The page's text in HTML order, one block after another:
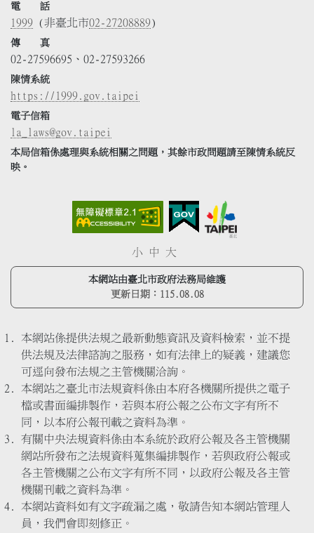
電 話
1999 (非臺北市02-27208889)
傳 真
02-27596695、02-27593266
陳情系統
https://1999.gov.taipei
電子信箱
la_laws@gov.taipei
本局信箱係處理與系統相關之問題，其餘市政問題請至陳情系統反
映。
小 中 大
本網站由臺北市政府法務局維護
更新日期： 115.08.08
本網站係提供法規之最新動態資訊及資料檢索，並不提
供法規及法律諮詢之服務，如有法律上的疑義，建議您
可逕向發布法規之主管機關洽詢。
本網站之臺北市法規資料係由本府各機關所提供之電子
檔或書面編排製作，若與本府公報之公布文字有所不
同，以本府公報刊載之資料為準。
有關中央法規資料係由本系統於政府公報及各主管機關
網站所發布之法規資料蒐集編排製作，若與政府公報或
各主管機關之公布文字有所不同，以政府公報及各主管
機關刊載之資料為準。
本網站資料如有文字疏漏之處，敬請告知本網站管理人
員，我們會即刻修正。